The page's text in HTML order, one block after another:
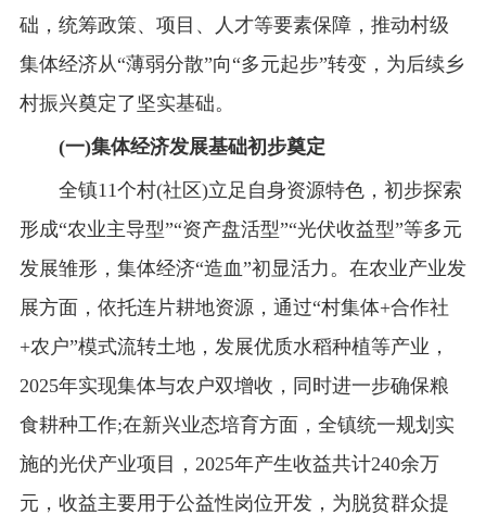
础，统筹政策、项目、人才等要素保障，推动村级
集体经济从“薄弱分散”向“多元起步”转变，为后续乡
村振兴奠定了坚实基础。
(一)集体经济发展基础初步奠定
全镇11个村(社区)立足自身资源特色，初步探索
形成“农业主导型”“资产盘活型”“光伏收益型”等多元
发展雏形，集体经济“造血”初显活力。在农业产业发
展方面，依托连片耕地资源，通过“村集体+合作社
+农户”模式流转土地，发展优质水稻种植等产业，
2025年实现集体与农户双增收，同时进一步确保粮
食耕种工作;在新兴业态培育方面，全镇统一规划实
施的光伏产业项目，2025年产生收益共计240余万
元，收益主要用于公益性岗位开发，为脱贫群众提